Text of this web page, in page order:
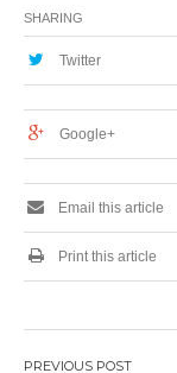
아키하바라 ~ 오카
치 마치 사이 고가 아
래 개발 (주)
OPEN!
SHARING
Twitter
Google+
Email this article
Print this article